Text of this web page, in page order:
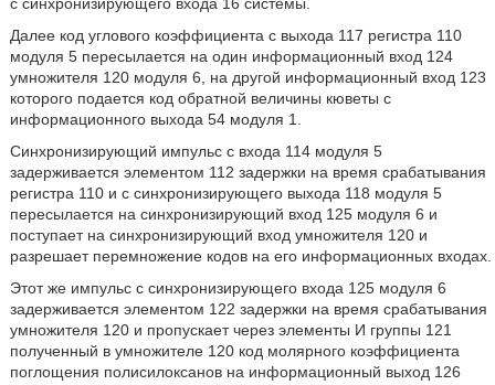
Далее код углового коэффициента с выхода 117 регистра 110
модуля 5 пересылается на один информационный вход 124
умножителя 120 модуля 6, на другой информационный вход 123
которого подается код обратной величины кюветы с
информационного выхода 54 модуля 1.
Синхронизирующий импульс с входа 114 модуля 5
задерживается элементом 112 задержки на время срабатывания
регистра 110 и с синхронизирующего выхода 118 модуля 5
пересылается на синхронизирующий вход 125 модуля 6 и
поступает на синхронизирующий вход умножителя 120 и
разрешает перемножение кодов на его информационных входах.
Этот же импульс с синхронизирующего входа 125 модуля 6
задерживается элементом 122 задержки на время срабатывания
умножителя 120 и пропускает через элементы И группы 121
полученный в умножителе 120 код молярного коэффициента
поглощения полисилоксанов на информационный выход 126